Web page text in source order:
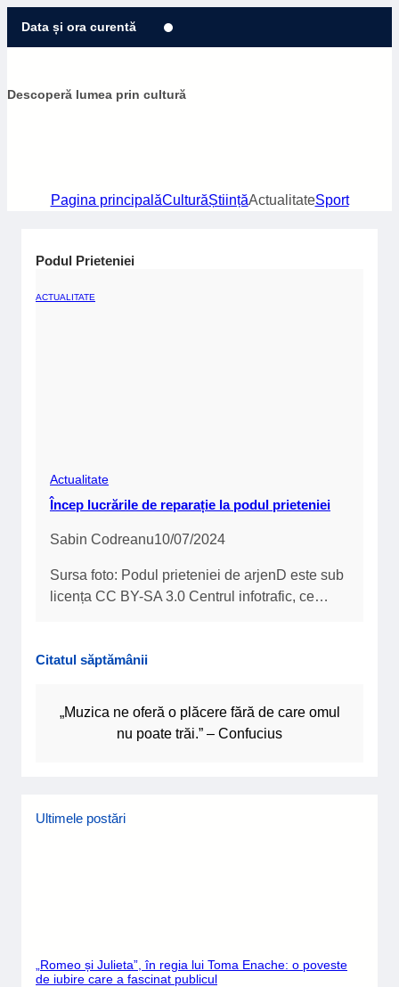
Data și ora curentă
Descoperă lumea prin cultură
Pagina principalăCulturăȘtiințăActualitateSport
Podul Prieteniei
ACTUALITATE
Actualitate
Încep lucrările de reparație la podul prieteniei
Sabin Codreanu10/07/2024
Sursa foto: Podul prieteniei de arjenD este sub
licența CC BY-SA 3.0 Centrul infotrafic, ce…
Citatul săptămânii
„Muzica ne oferă o plăcere fără de care omul
nu poate trăi.” – Confucius
Ultimele postări
„Romeo și Julieta”, în regia lui Toma Enache: o poveste
de iubire care a fascinat publicul